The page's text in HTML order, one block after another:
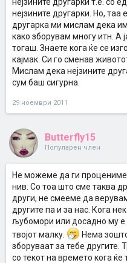
нејзините другарки. Но, таа
другарка ми мислам дека
како зборувам многу итн. А
тогаш. Знаете кога ќе се
кајмак. Си го сменав
Мислам дека нејзините
сум баш сигурна.
29 ноември 2011
Butterfly15
Популарен член
Не можеме да ги процениме
нив. Со тоа што сме таква
други, не смееме да
другите па и за нас. Кога
љубомори или досадно му е
твојот малку.
Нема
зборуваат за тебе другите.
со текот на времето кога ќе